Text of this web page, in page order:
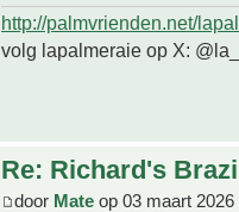
http://palmvrienden.net/
volg lapalmeraie op X:
Re: Richard's
door Mate op 03 maart 2026